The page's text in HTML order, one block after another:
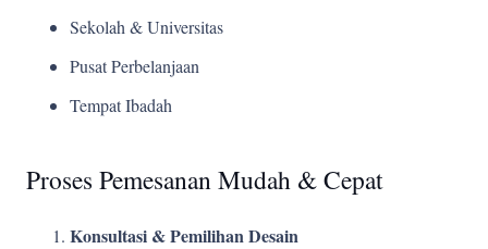
Sekolah & Universitas
Pusat Perbelanjaan
Tempat Ibadah
Proses Pemesanan Mudah & Cepat
Konsultasi & Pemilihan Desain